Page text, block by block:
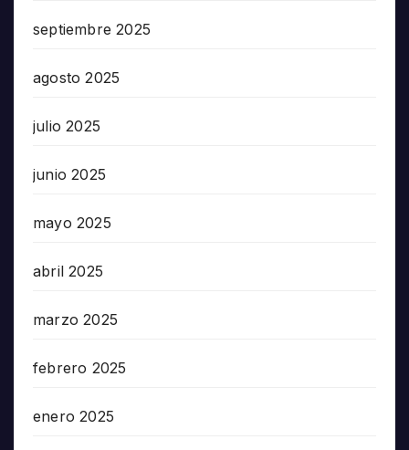
septiembre 2025
agosto 2025
julio 2025
junio 2025
mayo 2025
abril 2025
marzo 2025
febrero 2025
enero 2025